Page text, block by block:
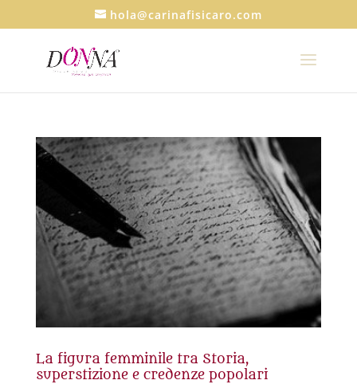
hola@carinafisicaro.com
La figura femminile tra Storia,
superstizione e credenze popolari